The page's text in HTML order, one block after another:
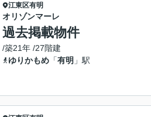
江東区有明
オリゾンマーレ
過去掲載物件
/築21年 /27階建
ゆりかもめ 「有明 」駅